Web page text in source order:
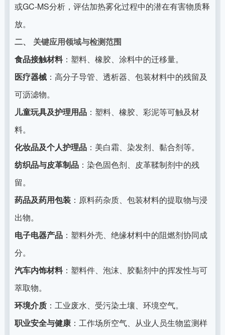
或GC-MS分析，评估加热雾化过程中的潜在有害物质释
放。
二、 关键应用领域与检测范围
食品接触材料：塑料、橡胶、涂料中的迁移量。
医疗器械：高分子导管、透析器、包装材料中的残留及
可沥滤物。
儿童玩具及护理用品：塑料、橡胶、彩泥等可触及材
料。
化妆品及个人护理品：美白霜、染发剂、黏合剂等。
纺织品与皮革制品：染色固色剂、皮革鞣制剂中的残
留。
药品及药用包装：原料药杂质、包装材料的提取物与浸
出物。
电子电器产品：塑料外壳、绝缘材料中的阻燃剂协同成
分。
汽车内饰材料：塑料件、泡沫、胶黏剂中的挥发性与可
萃取物。
环境介质：工业废水、受污染土壤、环境空气。
职业安全与健康：工作场所空气、从业人员生物监测样